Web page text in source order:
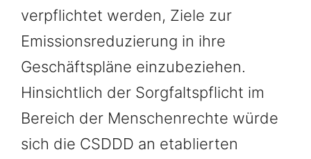
verpflichtet werden, Ziele zur
Emissionsreduzierung in ihre
Geschäftspläne einzubeziehen.
Hinsichtlich der Sorgfaltspflicht im
Bereich der Menschenrechte würde
sich die CSDDD an etablierten